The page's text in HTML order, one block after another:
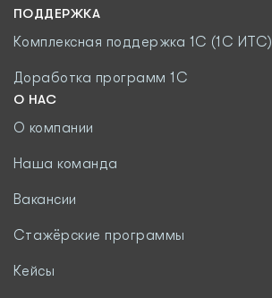
ПОДДЕРЖКА
Комплексная поддержка 1С (1С ИТС)
Доработка программ 1С
О НАС
О компании
Наша команда
Вакансии
Стажёрские программы
Кейсы